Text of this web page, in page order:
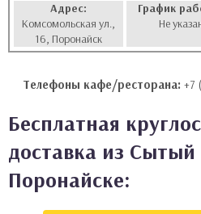
Адрес:
Комсомольская ул.,
16, Поронайск
График
Не
Телефоны кафе/ресторана: +7
Бесплатная
доставка из
Поронайске: